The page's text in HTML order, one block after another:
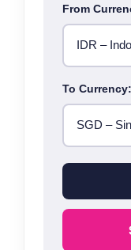
From
To Currency: